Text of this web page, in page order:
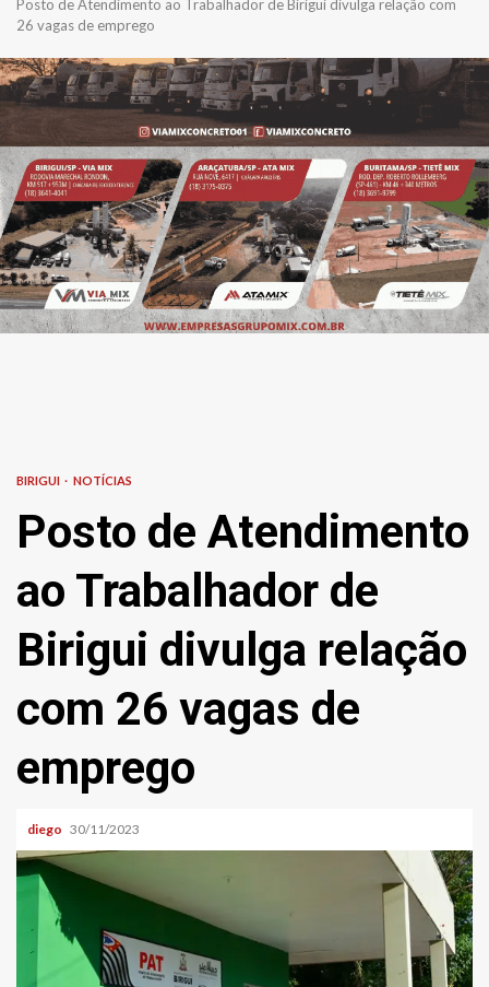
Posto de Atendimento ao Trabalhador de Birigui divulga relação com
26 vagas de emprego
BIRIGUI NOTÍCIAS
Posto de Atendimento
ao Trabalhador de
Birigui divulga relação
com 26 vagas de
emprego
diego 30/11/2023